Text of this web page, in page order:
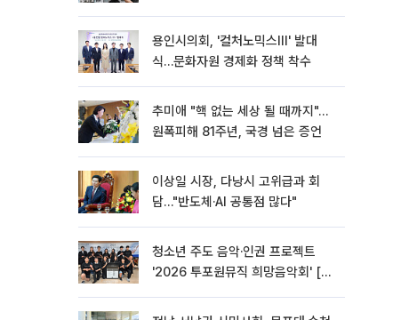
용인시의회, '컬처노믹스Ⅲ' 발대
식…문화자원 경제화 정책 착수
추미애 "핵 없는 세상 될 때까지"…
원폭피해 81주년, 국경 넘은 증언
이상일 시장, 다낭시 고위급과 회
담…"반도체·AI 공통점 많다"
청소년 주도 음악·인권 프로젝트
'2026 투포원뮤직 희망음악회' [포